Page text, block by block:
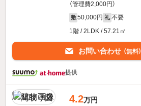
（管理費2,000円）
敷 50,000円 礼 不要
1階 / 2LDK / 57.21㎡
お問い合わせ （無料）
提供
4.2万円